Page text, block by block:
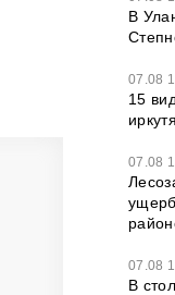
В
07.08
15
07.08
07.08
В